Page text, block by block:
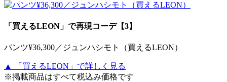
「買えるLEON」で再現コーデ【3】
パンツ¥36,300／ジュンハシモト（買えるLEON）
▲ 「買えるLEON」で詳しく見る
※掲載商品はすべて税込み価格です